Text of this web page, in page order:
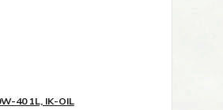
40 1L, IK-OIL